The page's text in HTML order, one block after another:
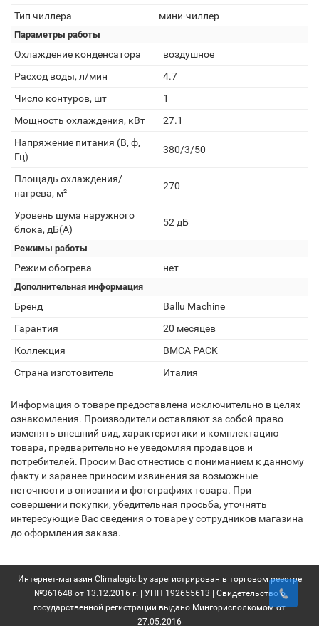
Тип чиллера
мини-чиллер
Параметры работы
Охлаждение конденсатора
воздушное
Расход воды, л/мин
4.7
Число контуров, шт
1
Мощность охлаждения, кВт
27.1
Напряжение питания (В, ф,
Гц)
380/3/50
Площадь охлаждения/
нагрева, м²
270
Уровень шума наружного
блока, дБ(А)
52 дБ
Режимы работы
Режим обогрева нет
Дополнительная информация
Бренд
Ballu Machine
Гарантия
20 месяцев
Коллекция
BMCA PACK
Страна изготовитель
Италия
Информация о товаре предоставлена исключительно в целях
ознакомления. Производители оставляют за собой право
изменять внешний вид, характеристики и комплектацию
товара, предварительно не уведомляя продавцов и
потребителей. Просим Вас отнестись с пониманием к данному
факту и заранее приносим извинения за возможные
неточности в описании и фотографиях товара. При
совершении покупки, убедительная просьба, уточнять
интересующие Вас сведения о товаре у сотрудников магазина
до оформления заказа.
Интернет-магазин Climalogic.by зарегистрирован в торговом реестре
№361648 от 13.12.2016 г. | УНП 192655613 | Свидетельство о
государственной регистрации выдано Мингорисполкомом от
27.05.2016